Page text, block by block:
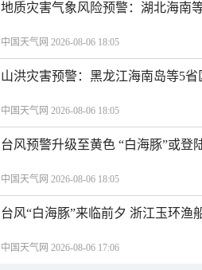
地质灾害气象风险预警：湖北海南
中国天气网 2026-08-06 18:05
山洪灾害预警：黑龙江海南岛等5
中国天气网 2026-08-06 18:05
台风预警升级至黄色 “白海豚”或登
中国天气网 2026-08-06 18:05
台风“白海豚”来临前夕 浙江玉环渔
中国天气网 2026-08-06 17:06